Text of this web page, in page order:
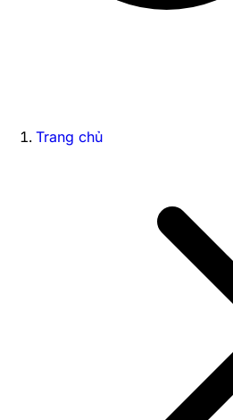
Trang chủ